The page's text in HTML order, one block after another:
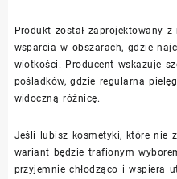
Produkt został zaprojektowany
wsparcia w obszarach, gdzie
wiotkości. Producent wskazuje
pośladków, gdzie regularna
widoczną różnicę.
Jeśli lubisz kosmetyki, które nie
wariant będzie trafionym
przyjemnie chłodząco i wspiera